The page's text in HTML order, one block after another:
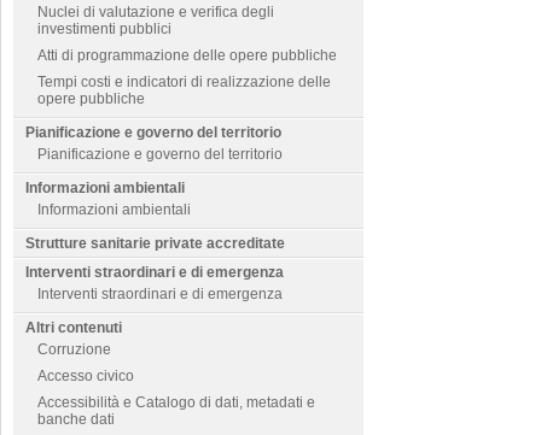
Nuclei di valutazione e verifica degli
investimenti pubblici
Atti di programmazione delle opere pubbliche
Tempi costi e indicatori di realizzazione delle
opere pubbliche
Pianificazione e governo del territorio
Pianificazione e governo del territorio
Informazioni ambientali
Informazioni ambientali
Strutture sanitarie private accreditate
Interventi straordinari e di emergenza
Interventi straordinari e di emergenza
Altri contenuti
Corruzione
Accesso civico
Accessibilità e Catalogo di dati, metadati e
banche dati